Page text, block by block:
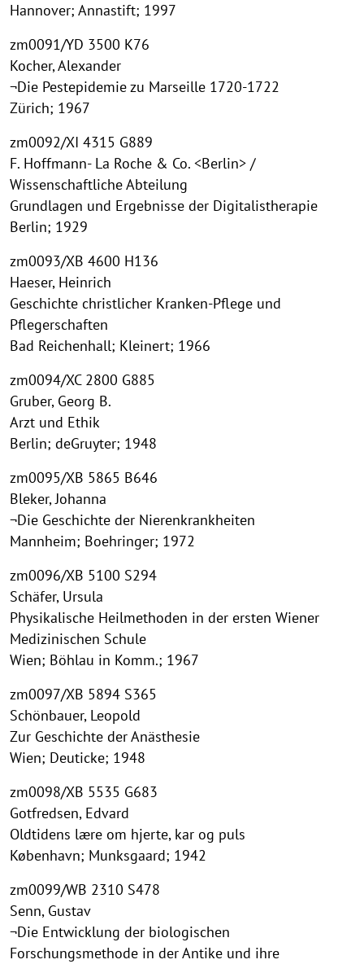
Hannover; Annastift; 1997
zm0091/YD 3500 K76
Kocher, Alexander
¬Die Pestepidemie zu Marseille 1720-1722
Zürich; 1967
zm0092/XI 4315 G889
F. Hoffmann- La Roche & Co. <Berlin> /
Wissenschaftliche Abteilung
Grundlagen und Ergebnisse der Digitalistherapie
Berlin; 1929
zm0093/XB 4600 H136
Haeser, Heinrich
Geschichte christlicher Kranken-Pflege und
Pflegerschaften
Bad Reichenhall; Kleinert; 1966
zm0094/XC 2800 G885
Gruber, Georg B.
Arzt und Ethik
Berlin; deGruyter; 1948
zm0095/XB 5865 B646
Bleker, Johanna
¬Die Geschichte der Nierenkrankheiten
Mannheim; Boehringer; 1972
zm0096/XB 5100 S294
Schäfer, Ursula
Physikalische Heilmethoden in der ersten Wiener
Medizinischen Schule
Wien; Böhlau in Komm.; 1967
zm0097/XB 5894 S365
Schönbauer, Leopold
Zur Geschichte der Anästhesie
Wien; Deuticke; 1948
zm0098/XB 5535 G683
Gotfredsen, Edvard
Oldtidens lære om hjerte, kar og puls
København; Munksgaard; 1942
zm0099/WB 2310 S478
Senn, Gustav
¬Die Entwicklung der biologischen
Forschungsmethode in der Antike und ihre